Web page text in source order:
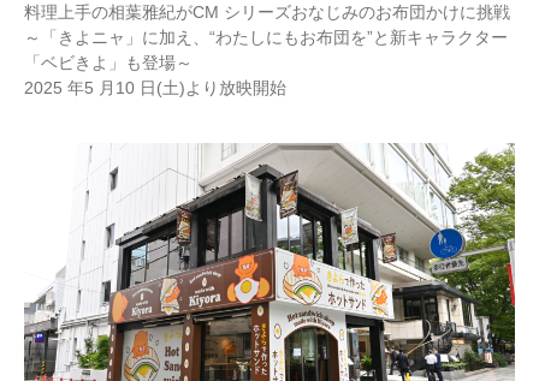
料理上手の相葉雅紀がCM シリーズおなじみのお布団かけに挑戦
～「きよニャ」に加え、“わたしにもお布団を”と新キャラクター
「ベビきよ」も登場～
2025 年5 月10 日(土)より放映開始